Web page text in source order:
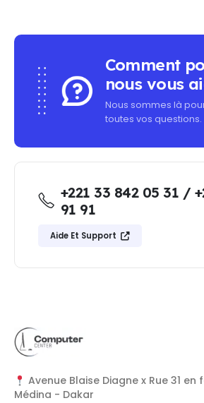
Comment
nous vous
Nous sommes là
toutes vos questions.
+221 33 842 05 31 /
91 91
Aide Et Support
Avenue Blaise Diagne x Rue 31 en
Médina - Dakar